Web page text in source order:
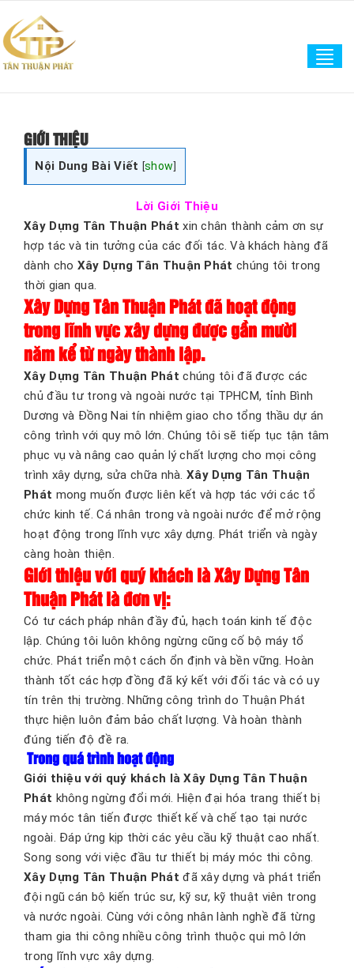
GIỚI THIỆU
Nội Dung Bài Viết [show]
Lời Giới Thiệu
Xây Dựng Tân Thuận Phát xin chân thành cảm ơn sự
hợp tác và tin tưởng của các đối tác. Và khách hàng đã
dành cho Xây Dựng Tân Thuận Phát chúng tôi trong
thời gian qua.
Xây Dựng Tân Thuận Phát đã hoạt động
trong lĩnh vực xây dựng được gần mười
năm kể từ ngày thành lập.
Xây Dựng Tân Thuận Phátchúng tôi đã được các
chủ đầu tư trong và ngoài nước tại TPHCM, tỉnh Bình
Dương và Đồng Nai tín nhiệm giao cho tổng thầu dự án
công trình với quy mô lớn. Chúng tôi sẽ tiếp tục tận tâm
phục vụ và nâng cao quản lý chất lượng cho mọi công
trình xây dựng, sửa chữa nhà.Xây Dựng Tân Thuận
Phát mong muốn được liên kết và hợp tác với các tổ
chức kinh tế. Cá nhân trong và ngoài nước để mở rộng
hoạt động trong lĩnh vực xây dựng. Phát triển và ngày
càng hoàn thiện.
Giới thiệu với quý khách là Xây Dựng Tân
Thuận Phát là đơn vị:
Có tư cách pháp nhân đầy đủ, hạch toán kinh tế độc
lập. Chúng tôi luôn không ngừng cũng cố bộ máy tổ
chức. Phát triển một cách ổn định và bền vững. Hoàn
thành tốt các hợp đồng đã ký kết với đối tác và có uy
tín trên thị trường. Những công trình do Thuận Phát
thực hiện luôn đảm bảo chất lượng. Và hoàn thành
đúng tiến độ đề ra.
Trong quá trình hoạt động
Giới thiệu với quý khách là Xây Dựng Tân Thuận
Phát không ngừng đổi mới. Hiện đại hóa trang thiết bị
máy móc tân tiến được thiết kế và chế tạo tại nước
ngoài. Đáp ứng kịp thời các yêu cầu kỹ thuật cao nhất.
Song song với việc đầu tư thiết bị máy móc thi công.
Xây Dựng Tân Thuận Phát đã xây dựng và phát triển
đội ngũ cán bộ kiến trúc sư, kỹ sư, kỹ thuật viên trong
và nước ngoài. Cùng với công nhân lành nghề đã từng
tham gia thi công nhiều công trình thuộc qui mô lớn
trong lĩnh vực xây dựng.